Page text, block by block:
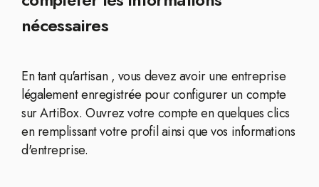
nécessaires
En tant qu'artisan , vous devez avoir une entreprise
légalement enregistrée pour configurer un compte
sur ArtiBox. Ouvrez votre compte en quelques clics
en remplissant votre profil ainsi que vos informations
d'entreprise.